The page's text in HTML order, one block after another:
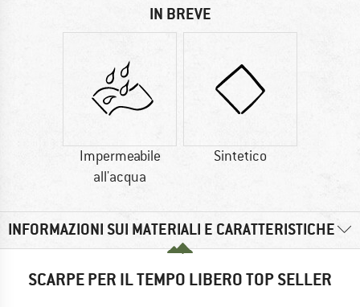
IN BREVE
Impermeabile
all'acqua
Sintetico
INFORMAZIONI SUI MATERIALI E CARATTERISTICHE
SCARPE PER IL TEMPO LIBERO TOP SELLER